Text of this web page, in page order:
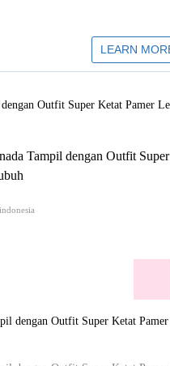
Tampil dengan Outfit Super